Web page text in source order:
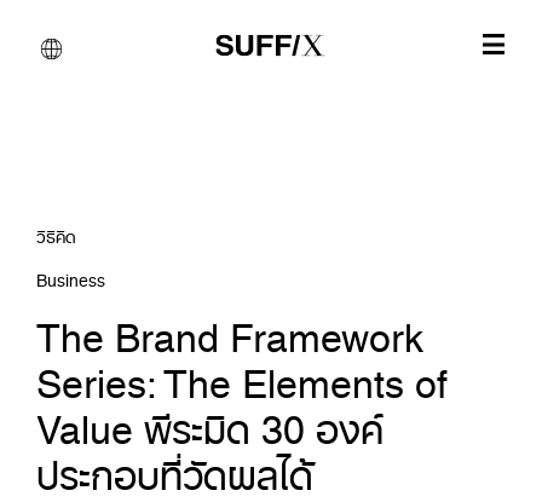
วิธีคิด
Business
The Brand Framework
Series: The Elements of
Value พีระมิด 30 องค์
ประกอบที่วัดผลได้